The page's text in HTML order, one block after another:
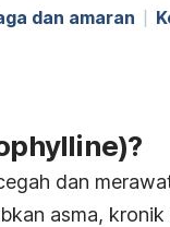
dan amaran
dan
asma,